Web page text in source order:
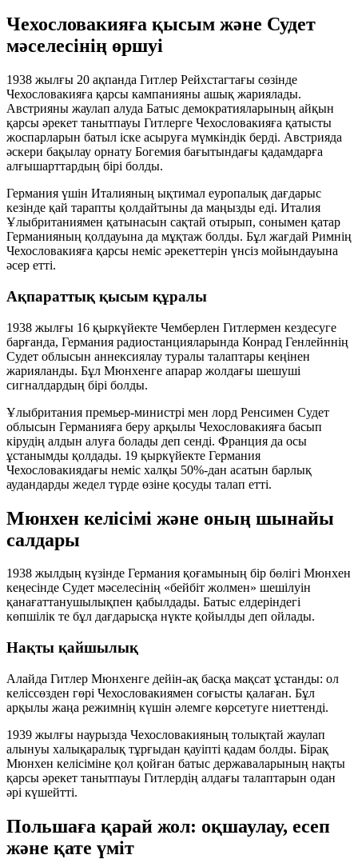
Чехословакияға қысым және Судет
мәселесінің өршуі
1938 жылғы 20 ақпанда Гитлер Рейхстагтағы сөзінде
Чехословакияға қарсы кампанияны ашық жариялады.
Австрияны жаулап алуда Батыс демократияларының айқын
қарсы әрекет танытпауы Гитлерге Чехословакияға қатысты
жоспарларын батыл іске асыруға мүмкіндік берді. Австрияда
әскери бақылау орнату Богемия бағытындағы қадамдарға
алғышарттардың бірі болды.
Германия үшін Италияның ықтимал еуропалық дағдарыс
кезінде қай тарапты қолдайтыны да маңызды еді. Италия
Ұлыбританиямен қатынасын сақтай отырып, сонымен қатар
Германияның қолдауына да мұқтаж болды. Бұл жағдай Римнің
Чехословакияға қарсы неміс әрекеттерін үнсіз мойындауына
әсер етті.
Ақпараттық қысым құралы
1938 жылғы 16 қыркүйекте Чемберлен Гитлермен кездесуге
барғанда, Германия радиостанцияларында Конрад Генлейннің
Судет облысын аннексиялау туралы талаптары кеңінен
жарияланды. Бұл Мюнхенге апарар жолдағы шешуші
сигналдардың бірі болды.
Ұлыбритания премьер-министрі мен лорд Ренсимен Судет
облысын Германияға беру арқылы Чехословакияға басып
кірудің алдын алуға болады деп сенді. Франция да осы
ұстанымды қолдады. 19 қыркүйекте Германия
Чехословакиядағы неміс халқы 50%-дан асатын барлық
аудандарды жедел түрде өзіне қосуды талап етті.
Мюнхен келісімі және оның шынайы
салдары
1938 жылдың күзінде Германия қоғамының бір бөлігі Мюнхен
кеңесінде Судет мәселесінің «бейбіт жолмен» шешілуін
қанағаттанушылықпен қабылдады. Батыс елдеріндегі
көпшілік те бұл дағдарысқа нүкте қойылды деп ойлады.
Нақты қайшылық
Алайда Гитлер Мюнхенге дейін-ақ басқа мақсат ұстанды: ол
келіссөзден гөрі Чехословакиямен соғысты қалаған. Бұл
арқылы жаңа режимнің күшін әлемге көрсетуге ниеттенді.
1939 жылғы наурызда Чехословакияның толықтай жаулап
алынуы халықаралық тұрғыдан қауіпті қадам болды. Бірақ
Мюнхен келісіміне қол қойған батыс державаларының нақты
қарсы әрекет танытпауы Гитлердің алдағы талаптарын одан
әрі күшейтті.
Польшаға қарай жол: оқшаулау, есеп
және қате үміт